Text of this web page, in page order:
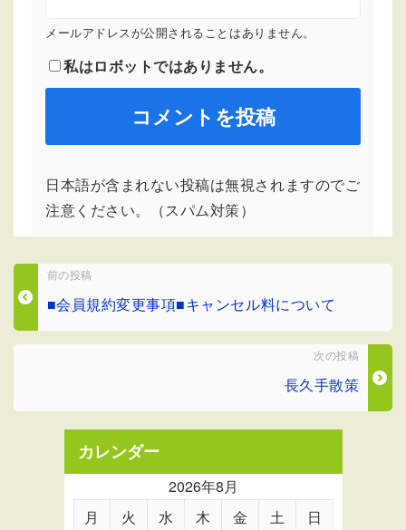
メールアドレスが公開されることはありません。
私はロボットではありません。
日本語が含まれない投稿は無視されますのでご
注意ください。（スパム対策）
前の投稿
■会員規約変更事項■キャンセル料について
次の投稿
長久手散策
カレンダー
2026年8月
月
火 水 木 金 土
日